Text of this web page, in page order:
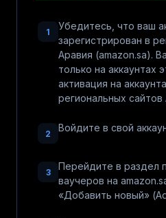
1
Убедитесь, что ваш
зарегистрирован в
Аравия (amazon.sa).
только на аккаунтах
активация на
региональных
2 Войдите в свой
3
Перейдите в раздел
ваучеров на
«Добавить новый»